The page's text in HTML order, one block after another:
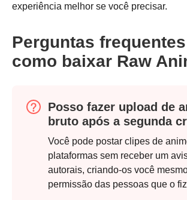
experiência melhor se você precisar.
Perguntas
como baixar Raw
Posso fazer upload de
bruto após a segunda
Você pode postar clipes de
plataformas sem receber um
autorais, criando-os você
permissão das pessoas que o